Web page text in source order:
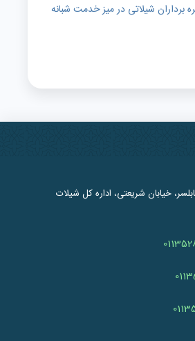
برداران شیلاتی در میز خدمت شبانه
خیابان شریعتی، اداره کل شیلات